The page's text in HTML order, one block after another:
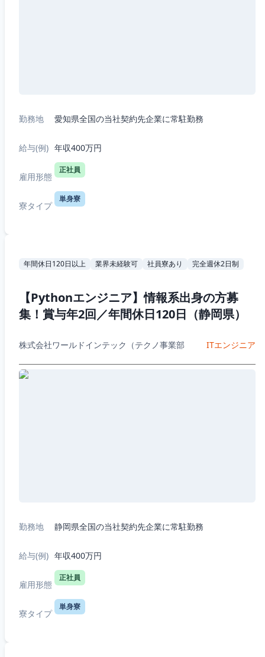
勤務地 愛知県全国の当社契約先企業に常駐勤務
給与(例) 年収400万円
雇用形態
正社員
寮タイプ
単身寮
年間休日120日以上 業界未経験可 社員寮あり 完全週休2日制
【Pythonエンジニア】情報系出身の方募
集！賞与年2回／年間休日120日（静岡県）
株式会社ワールドインテック（テクノ事業部 ITエンジニア
勤務地 静岡県全国の当社契約先企業に常駐勤務
給与(例) 年収400万円
雇用形態
正社員
寮タイプ
単身寮